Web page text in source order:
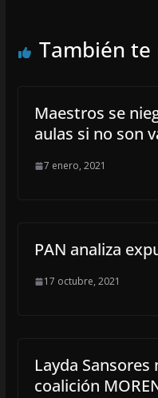
También
Maestros se
aulas si no son
7 enero, 2021
PAN analiza
17 octubre, 2021
Layda
coalición